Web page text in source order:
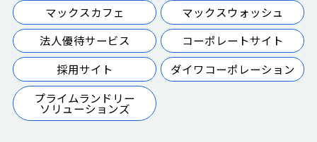
マックスカフェ
マックスウォッシュ
法人優待サービス
コーポレートサイト
採用サイト
ダイワコーポレーション
プライムランドリー
ソリューションズ